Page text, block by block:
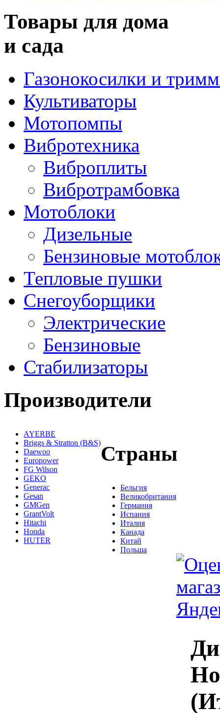
Товары для дома
и сада
Газонокосилки и
Культиваторы
Мотопомпы
Вибротехника
Виброплиты
Вибротрамбовка
Мотоблоки
Дизельные
Бензиновые
Тепловые пушки
Снегоуборщики
Электрические
Бензиновые
Стабилизаторы
Производители
AYERBE
Briggs & Stratton (B&S)
Daewoo
Europower
FG Wilson
GEKO
Generac
Gesan
GMGen
GrantVolt
Hitachi
Honda
HUTER
Страны
Бельгия
Великобритания
Германия
Испания
Италия
Канада
Китай
Польша